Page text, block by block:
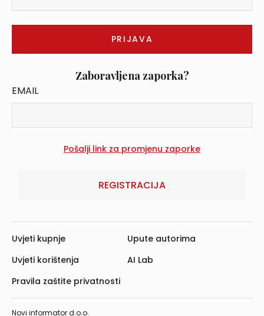
Zaboravljena zaporka?
EMAIL
REGISTRACIJA
Novi informator d.o.o.
Uvjeti kupnje
Uvjeti korištenja
Pravila zaštite privatnosti
Upute autorima
AI Lab